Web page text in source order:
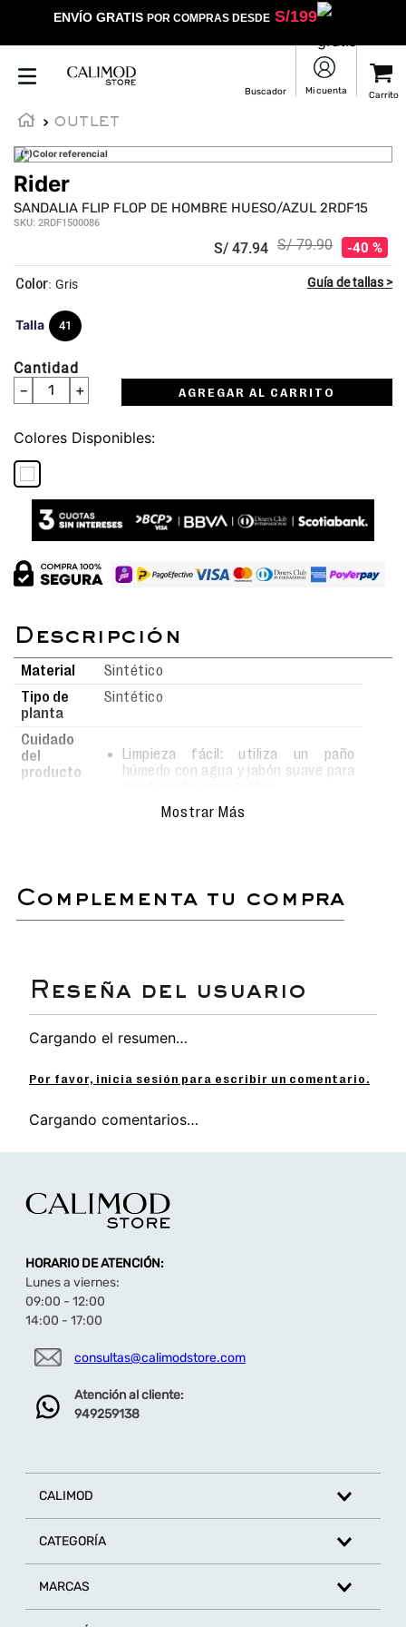
ENVÍO GRATIS POR COMPRAS DESDES/199
OUTLET
(*)Color referencial
Rider
SANDALIA FLIP FLOP DE HOMBRE HUESO/AZUL 2RDF15
SKU: 2RDF1500086
S/ 47.94 S/ 79.90 40 %
Talla 41
: Gris
Cantidad
＋
－ AGREGAR AL CARRITO
Colores
versátil y casual.
comodidad.
Tiras con acabados detallados para un estilo
Diseño sencillo y facilmente combinable con
Material
Sintético
Tipo de
planta
Sintético
Cuidado
del
producto
Limpieza fácil: utiliza un paño
húmedo con agua y jabón suave para
Realiza la limpieza con movimientos
delicados para evitar rayar o dañar la
Secado natural: deja que las
sandalias se sequen al aire libre,
Mostrar Más
complementa tu compra
Cargando el resumen…
Por favor, inicia sesión para escribir un comentario.
Cargando comentarios…
HORARIO DE ATENCIÓN:
Lunes a viernes:
09:00 - 12:00
14:00 - 17:00
consultas@calimodstore.com
Atención al cliente:
949259138
CALIMOD
CATEGORÍA
MARCAS